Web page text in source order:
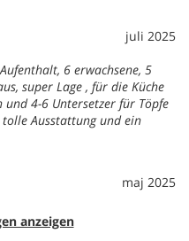
juli 2025
6 erwachsene, 5
super Lage , für die Küche
4-6 Untersetzer für Töpfe
Ausstattung und ein
maj 2025
anzeigen